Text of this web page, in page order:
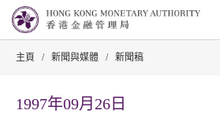
主頁 / 新聞與媒體 / 新聞稿
1997年09月26日